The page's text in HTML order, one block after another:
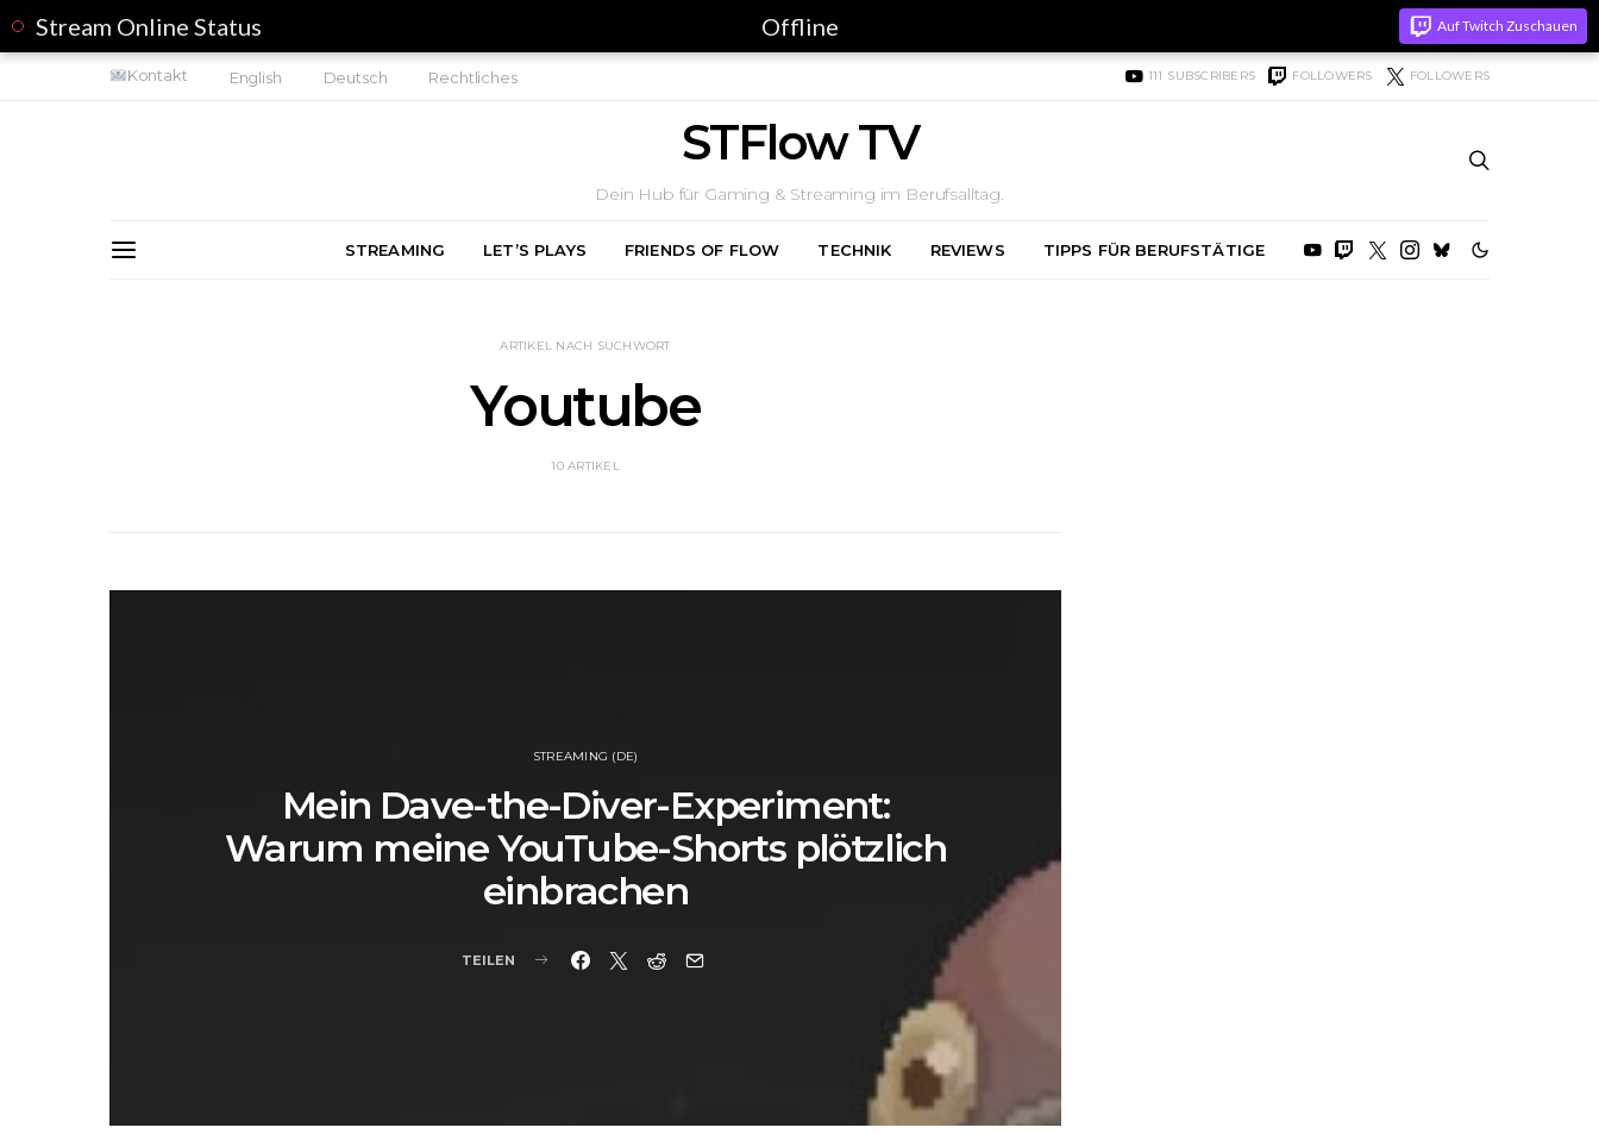
Stream Online Status Offline Auf Twitch Zuschauen
Kontakt English Deutsch Rechtliches 111 SUBSCRIBERS FOLLOWERS FOLLOWERS
STFlow TV
Dein Hub für Gaming & Streaming im Berufsalltag.
STREAMING LET’S PLAYS FRIENDS OF FLOW TECHNIK REVIEWS TIPPS FÜR BERUFSTÄTIGE
ARTIKEL NACH SUCHWORT
Youtube
10 ARTIKEL
STREAMING (DE)
Mein Dave-the-Diver-Experiment:
Warum meine YouTube-Shorts plötzlich
einbrachen
TEILEN